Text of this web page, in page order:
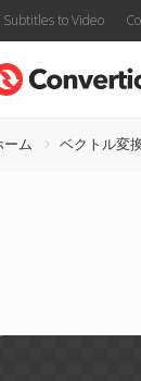
Subtitles to Video
ーム ベクトル変